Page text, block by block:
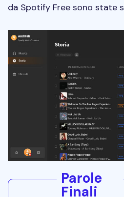
da Spotify Free sono state
Parole
Finali